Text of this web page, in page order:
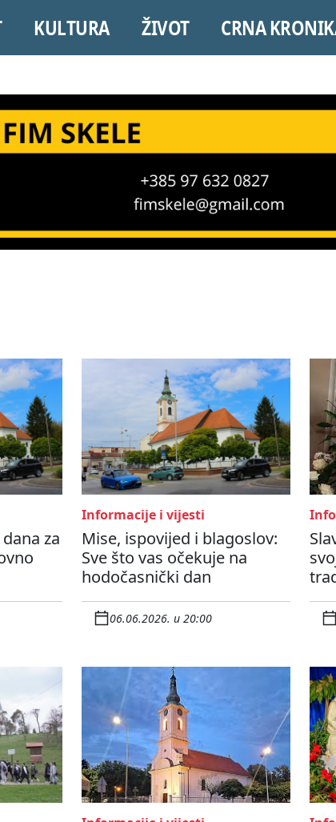
KULTURA ŽIVOT CRNA
za
Informacije i vijesti
Mise, ispovijed i blagoslov:
Sve što vas očekuje na
hodočasnički dan
06.06.2026. u 20:00